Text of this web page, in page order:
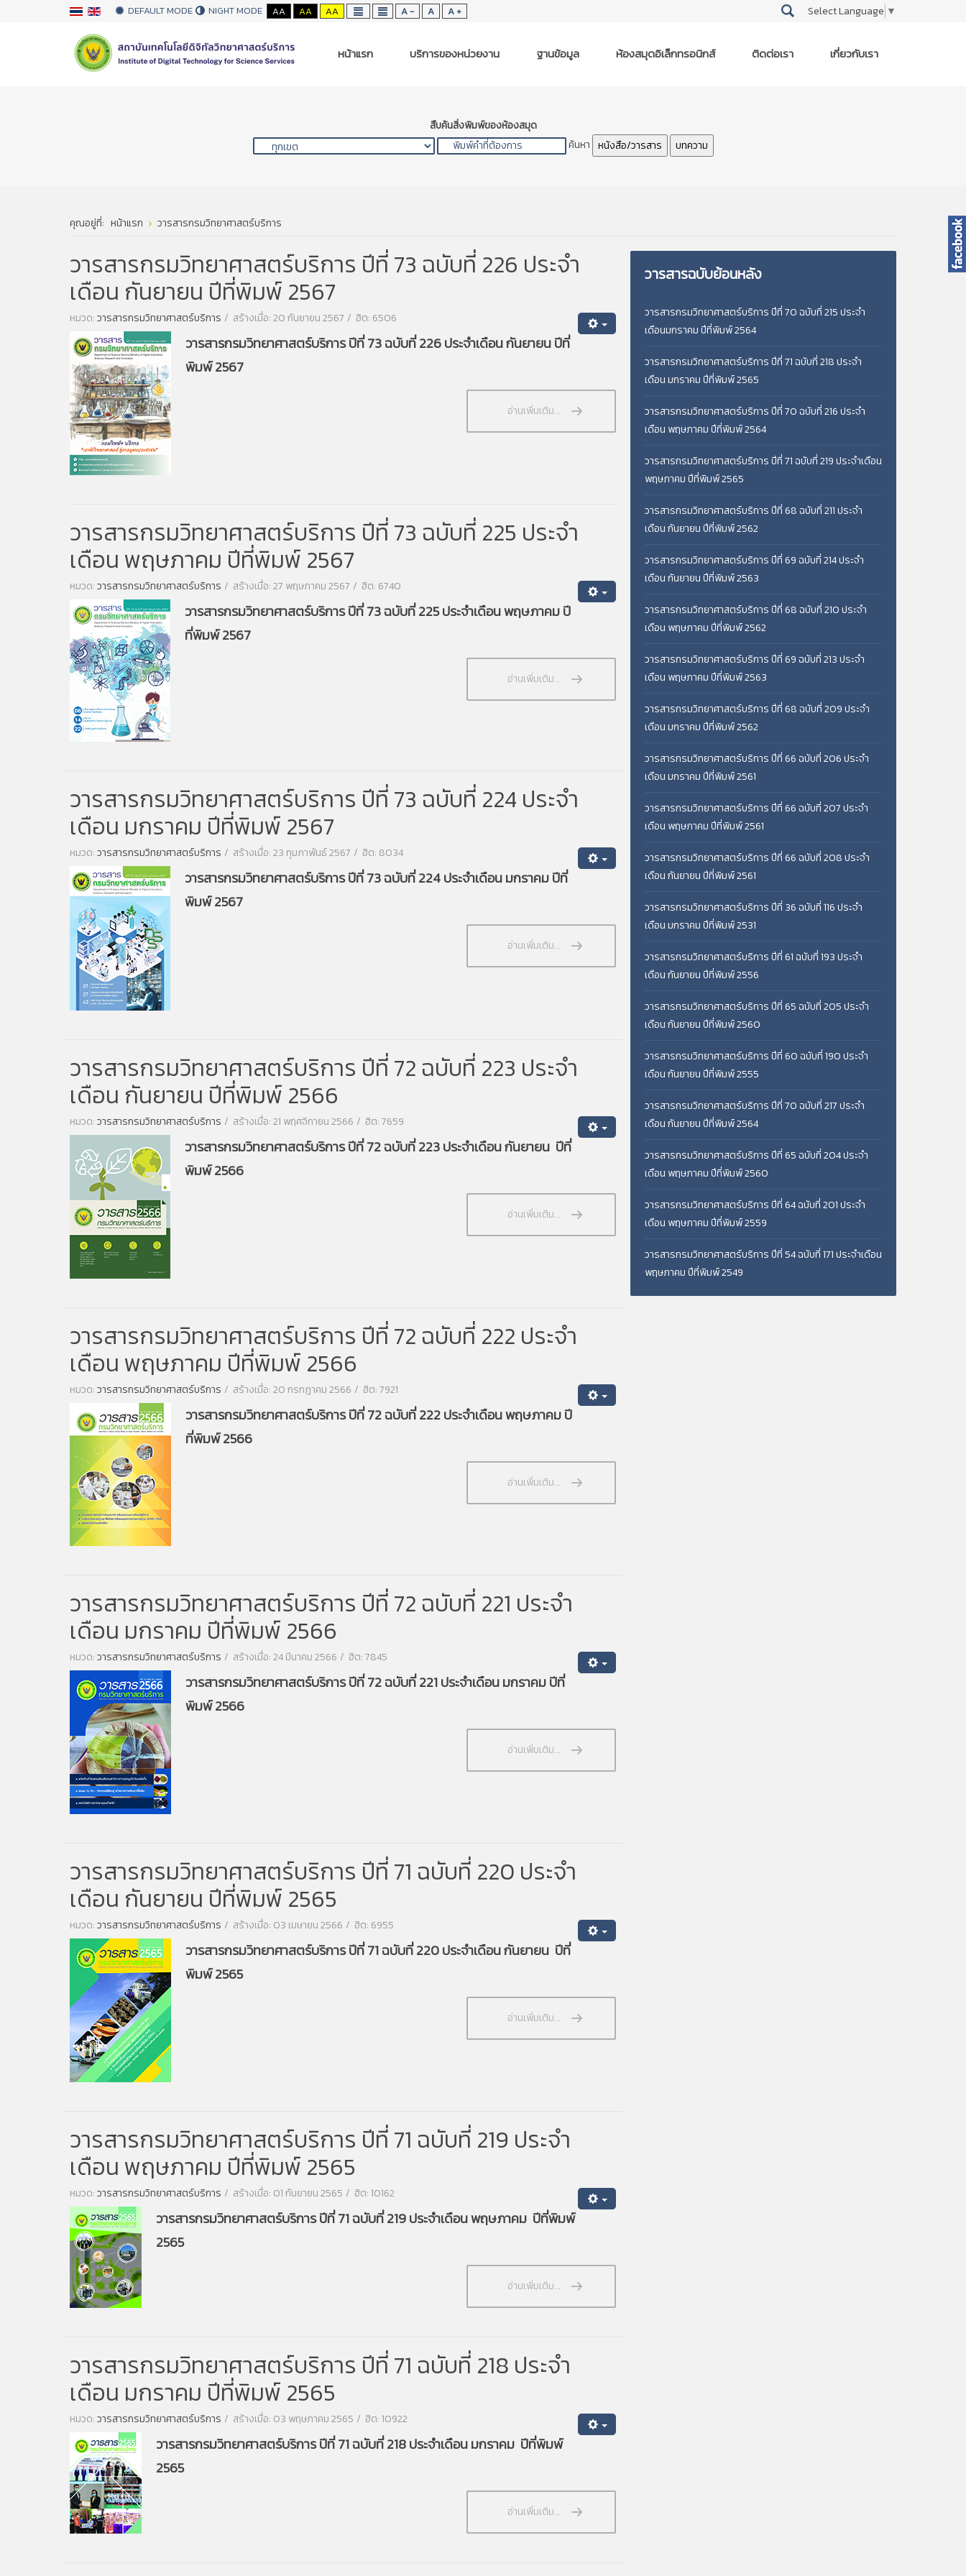
DEFAULT MODE NIGHT MODE AA AA AA A - A A + Select Language ▼
หน้าแรก บริการของหน่วยงาน ฐานข้อมูล ห้องสมุดอิเล็กทรอนิกส์ ติดต่อเรา เกี่ยวกับเรา
สืบค้นสิ่งพิมพ์ของห้องสมุด
ค้นหา หนังสือ/วารสาร บทความ
คุณอยู่ที่: หน้าแรก วารสารกรมวิทยาศาสตร์บริการ
วารสารกรมวิทยาศาสตร์บริการ ปีที่ 73 ฉบับที่ 226 ประจำ
เดือน กันยายน ปีที่พิมพ์ 2567
หมวด:วารสารกรมวิทยาศาสตร์บริการ สร้างเมื่อ: 20 กันยายน 2567 ฮิต: 6506
วารสารกรมวิทยาศาสตร์บริการ ปีที่ 73 ฉบับที่ 226 ประจำเดือน กันยายน ปีที่
พิมพ์ 2567
อ่านเพิ่มเติม...
วารสารกรมวิทยาศาสตร์บริการ ปีที่ 73 ฉบับที่ 225 ประจำ
เดือน พฤษภาคม ปีที่พิมพ์ 2567
หมวด:วารสารกรมวิทยาศาสตร์บริการ สร้างเมื่อ: 27 พฤษภาคม 2567 ฮิต: 6740
วารสารกรมวิทยาศาสตร์บริการ ปีที่ 73 ฉบับที่ 225 ประจำเดือน พฤษภาคม ปี
ที่พิมพ์ 2567
อ่านเพิ่มเติม...
วารสารกรมวิทยาศาสตร์บริการ ปีที่ 73 ฉบับที่ 224 ประจำ
เดือน มกราคม ปีที่พิมพ์ 2567
หมวด:วารสารกรมวิทยาศาสตร์บริการ สร้างเมื่อ: 23 กุมภาพันธ์ 2567 ฮิต: 8034
วารสารกรมวิทยาศาสตร์บริการ ปีที่ 73 ฉบับที่ 224 ประจำเดือน มกราคม ปีที่
พิมพ์ 2567
อ่านเพิ่มเติม...
วารสารกรมวิทยาศาสตร์บริการ ปีที่ 72 ฉบับที่ 223 ประจำ
เดือน กันยายน ปีที่พิมพ์ 2566
หมวด:วารสารกรมวิทยาศาสตร์บริการ สร้างเมื่อ: 21 พฤศจิกายน 2566 ฮิต: 7659
วารสารกรมวิทยาศาสตร์บริการ ปีที่ 72 ฉบับที่ 223 ประจำเดือน กันยายน ปีที่
พิมพ์ 2566
อ่านเพิ่มเติม...
วารสารกรมวิทยาศาสตร์บริการ ปีที่ 72 ฉบับที่ 222 ประจำ
เดือน พฤษภาคม ปีที่พิมพ์ 2566
หมวด:วารสารกรมวิทยาศาสตร์บริการ สร้างเมื่อ: 20 กรกฎาคม 2566 ฮิต: 7921
วารสารกรมวิทยาศาสตร์บริการ ปีที่ 72 ฉบับที่ 222 ประจำเดือน พฤษภาคม ปี
ที่พิมพ์ 2566
อ่านเพิ่มเติม...
วารสารกรมวิทยาศาสตร์บริการ ปีที่ 72 ฉบับที่ 221 ประจำ
เดือน มกราคม ปีที่พิมพ์ 2566
หมวด:วารสารกรมวิทยาศาสตร์บริการ สร้างเมื่อ: 24 มีนาคม 2566 ฮิต: 7845
วารสารกรมวิทยาศาสตร์บริการ ปีที่ 72 ฉบับที่ 221 ประจำเดือน มกราคม ปีที่
พิมพ์ 2566
อ่านเพิ่มเติม...
วารสารกรมวิทยาศาสตร์บริการ ปีที่ 71 ฉบับที่ 220 ประจำ
เดือน กันยายน ปีที่พิมพ์ 2565
หมวด:วารสารกรมวิทยาศาสตร์บริการ สร้างเมื่อ: 03 เมษายน 2566 ฮิต: 6955
วารสารกรมวิทยาศาสตร์บริการ ปีที่ 71 ฉบับที่ 220 ประจำเดือน กันยายน ปีที่
พิมพ์ 2565
อ่านเพิ่มเติม...
วารสารกรมวิทยาศาสตร์บริการ ปีที่ 71 ฉบับที่ 219 ประจำ
เดือน พฤษภาคม ปีที่พิมพ์ 2565
หมวด:วารสารกรมวิทยาศาสตร์บริการ สร้างเมื่อ: 01 กันยายน 2565 ฮิต: 10162
วารสารกรมวิทยาศาสตร์บริการ ปีที่ 71 ฉบับที่ 219 ประจำเดือน พฤษภาคม ปีที่พิมพ์
2565
อ่านเพิ่มเติม...
วารสารกรมวิทยาศาสตร์บริการ ปีที่ 71 ฉบับที่ 218 ประจำ
เดือน มกราคม ปีที่พิมพ์ 2565
หมวด:วารสารกรมวิทยาศาสตร์บริการ สร้างเมื่อ: 03 พฤษภาคม 2565 ฮิต: 10922
วารสารกรมวิทยาศาสตร์บริการ ปีที่ 71 ฉบับที่ 218 ประจำเดือน มกราคม ปีที่พิมพ์
2565
อ่านเพิ่มเติม...
วารสารฉบับย้อนหลัง
วารสารกรมวิทยาศาสตร์บริการ ปีที่ 70 ฉบับที่ 215 ประจำ
เดือนมกราคม ปีที่พิมพ์ 2564
วารสารกรมวิทยาศาสตร์บริการ ปีที่ 71 ฉบับที่ 218 ประจำ
เดือน มกราคม ปีที่พิมพ์ 2565
วารสารกรมวิทยาศาสตร์บริการ ปีที่ 70 ฉบับที่ 216 ประจำ
เดือน พฤษภาคม ปีที่พิมพ์ 2564
วารสารกรมวิทยาศาสตร์บริการ ปีที่ 71 ฉบับที่ 219 ประจำเดือน
พฤษภาคม ปีที่พิมพ์ 2565
วารสารกรมวิทยาศาสตร์บริการ ปีที่ 68 ฉบับที่ 211 ประจำ
เดือน กันยายน ปีที่พิมพ์ 2562
วารสารกรมวิทยาศาสตร์บริการ ปีที่ 69 ฉบับที่ 214 ประจำ
เดือน กันยายน ปีที่พิมพ์ 2563
วารสารกรมวิทยาศาสตร์บริการ ปีที่ 68 ฉบับที่ 210 ประจำ
เดือน พฤษภาคม ปีที่พิมพ์ 2562
วารสารกรมวิทยาศาสตร์บริการ ปีที่ 69 ฉบับที่ 213 ประจำ
เดือน พฤษภาคม ปีที่พิมพ์ 2563
วารสารกรมวิทยาศาสตร์บริการ ปีที่ 68 ฉบับที่ 209 ประจำ
เดือน มกราคม ปีที่พิมพ์ 2562
วารสารกรมวิทยาศาสตร์บริการ ปีที่ 66 ฉบับที่ 206 ประจำ
เดือน มกราคม ปีที่พิมพ์ 2561
วารสารกรมวิทยาศาสตร์บริการ ปีที่ 66 ฉบับที่ 207 ประจำ
เดือน พฤษภาคม ปีที่พิมพ์ 2561
วารสารกรมวิทยาศาสตร์บริการ ปีที่ 66 ฉบับที่ 208 ประจำ
เดือน กันยายน ปีที่พิมพ์ 2561
วารสารกรมวิทยาศาสตร์บริการ ปีที่ 36 ฉบับที่ 116 ประจำ
เดือน มกราคม ปีที่พิมพ์ 2531
วารสารกรมวิทยาศาสตร์บริการ ปีที่ 61 ฉบับที่ 193 ประจำ
เดือน กันยายน ปีที่พิมพ์ 2556
วารสารกรมวิทยาศาสตร์บริการ ปีที่ 65 ฉบับที่ 205 ประจำ
เดือน กันยายน ปีที่พิมพ์ 2560
วารสารกรมวิทยาศาสตร์บริการ ปีที่ 60 ฉบับที่ 190 ประจำ
เดือน กันยายน ปีที่พิมพ์ 2555
วารสารกรมวิทยาศาสตร์บริการ ปีที่ 70 ฉบับที่ 217 ประจำ
เดือน กันยายน ปีที่พิมพ์ 2564
วารสารกรมวิทยาศาสตร์บริการ ปีที่ 65 ฉบับที่ 204 ประจำ
เดือน พฤษภาคม ปีที่พิมพ์ 2560
วารสารกรมวิทยาศาสตร์บริการ ปีที่ 64 ฉบับที่ 201 ประจำ
เดือน พฤษภาคม ปีที่พิมพ์ 2559
วารสารกรมวิทยาศาสตร์บริการ ปีที่ 54 ฉบับที่ 171 ประจำเดือน
พฤษภาคม ปีที่พิมพ์ 2549